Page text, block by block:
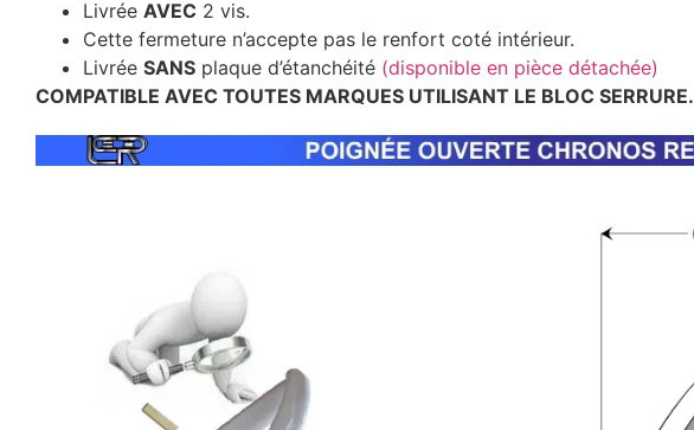
Livrée AVEC 2 vis.
Cette fermeture n’accepte pas le renfort coté intérieur.
Livrée SANS plaque d’étanchéité (disponible en pièce détachée)
COMPATIBLE AVEC TOUTES MARQUES UTILISANT LE BLOC SERRURE.